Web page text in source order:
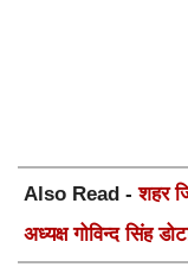
Also Read -शहर
अध्यक्ष गोविन्द सिंह